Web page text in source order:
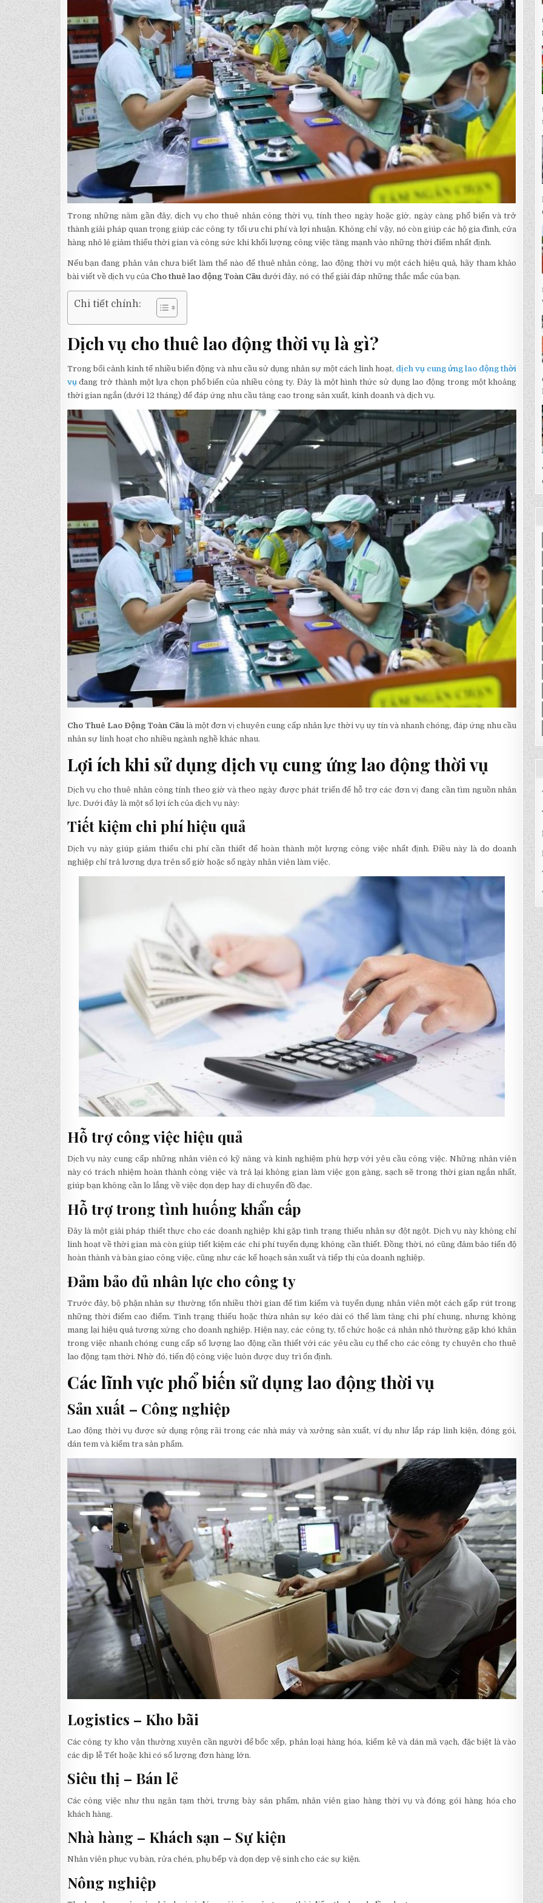
Trong những năm gần đây, dịch vụ cho thuê nhân công thời vụ, tính theo ngày hoặc giờ, ngày càng phổ biến và trở
thành giải pháp quan trọng giúp các công ty tối ưu chi phí và lợi nhuận. Không chỉ vậy, nó còn giúp các hộ gia đình, cửa
hàng nhỏ lẻ giảm thiểu thời gian và công sức khi khối lượng công việc tăng mạnh vào những thời điểm nhất định.
Nếu bạn đang phân vân chưa biết làm thế nào để thuê nhân công, lao động thời vụ một cách hiệu quả, hãy tham khảo
bài viết về dịch vụ của Cho thuê lao động Toàn Cầudưới đây, nó có thể giải đáp những thắc mắc của bạn.
Chi tiết chính:
Dịch vụ cho thuê lao động thời vụ là gì?
Trong bối cảnh kinh tế nhiều biến động và nhu cầu sử dụng nhân sự một cách linh hoạt, dịch vụ cung ứng lao động thời
vụ đang trở thành một lựa chọn phổ biến của nhiều công ty. Đây là một hình thức sử dụng lao động trong một khoảng
thời gian ngắn (dưới 12 tháng) để đáp ứng nhu cầu tăng cao trong sản xuất, kinh doanh và dịch vụ.
Cho Thuê Lao Động Toàn Cầulà một đơn vị chuyên cung cấp nhân lực thời vụ uy tín và nhanh chóng, đáp ứng nhu cầu
nhân sự linh hoạt cho nhiều ngành nghề khác nhau.
Lợi ích khi sử dụng dịch vụ cung ứng lao động thời vụ
Dịch vụ cho thuê nhân công tính theo giờ và theo ngày được phát triển để hỗ trợ các đơn vị đang cần tìm nguồn nhân
lực. Dưới đây là một số lợi ích của dịch vụ này:
Tiết kiệm chi phí hiệu quả
Dịch vụ này giúp giảm thiểu chi phí cần thiết để hoàn thành một lượng công việc nhất định. Điều này là do doanh
nghiệp chỉ trả lương dựa trên số giờ hoặc số ngày nhân viên làm việc.
Hỗ trợ công việc hiệu quả
Dịch vụ này cung cấp những nhân viên có kỹ năng và kinh nghiệm phù hợp với yêu cầu công việc. Những nhân viên
này có trách nhiệm hoàn thành công việc và trả lại không gian làm việc gọn gàng, sạch sẽ trong thời gian ngắn nhất,
giúp bạn không cần lo lắng về việc dọn dẹp hay di chuyển đồ đạc.
Hỗ trợ trong tình huống khẩn cấp
Đây là một giải pháp thiết thực cho các doanh nghiệp khi gặp tình trạng thiếu nhân sự đột ngột. Dịch vụ này không chỉ
linh hoạt về thời gian mà còn giúp tiết kiệm các chi phí tuyển dụng không cần thiết. Đồng thời, nó cũng đảm bảo tiến độ
hoàn thành và bàn giao công việc, cũng như các kế hoạch sản xuất và tiếp thị của doanh nghiệp.
Đảm bảo đủ nhân lực cho công ty
Trước đây, bộ phận nhân sự thường tốn nhiều thời gian để tìm kiếm và tuyển dụng nhân viên một cách gấp rút trong
những thời điểm cao điểm. Tình trạng thiếu hoặc thừa nhân sự kéo dài có thể làm tăng chi phí chung, nhưng không
mang lại hiệu quả tương xứng cho doanh nghiệp. Hiện nay, các công ty, tổ chức hoặc cá nhân nhỏ thường gặp khó khăn
trong việc nhanh chóng cung cấp số lượng lao động cần thiết với các yêu cầu cụ thể cho các công ty chuyên cho thuê
lao động tạm thời. Nhờ đó, tiến độ công việc luôn được duy trì ổn định.
Các lĩnh vực phổ biến sử dụng lao động thời vụ
Sản xuất – Công nghiệp
Lao động thời vụ được sử dụng rộng rãi trong các nhà máy và xưởng sản xuất, ví dụ như lắp ráp linh kiện, đóng gói,
dán tem và kiểm tra sản phẩm.
Logistics – Kho bãi
Các công ty kho vận thường xuyên cần người để bốc xếp, phân loại hàng hóa, kiểm kê và dán mã vạch, đặc biệt là vào
các dịp lễ Tết hoặc khi có số lượng đơn hàng lớn.
Siêu thị – Bán lẻ
Các công việc như thu ngân tạm thời, trưng bày sản phẩm, nhân viên giao hàng thời vụ và đóng gói hàng hóa cho
khách hàng.
Nhà hàng – Khách sạn – Sự kiện
Nhân viên phục vụ bàn, rửa chén, phụ bếp và dọn dẹp vệ sinh cho các sự kiện.
Nông nghiệp